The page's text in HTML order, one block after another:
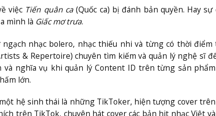
việc Tiến quân ca (Quốc ca) bị đánh bản quyền. Hay
mình là Giấc mơ trưa.
nhạc bolero, nhạc thiếu nhi và từng có thời điểm
& Repertoire) chuyên tìm kiếm và quản lý nghệ sĩ
và nghĩa vụ khi quản lý Content ID trên từng sản
lớn.
hệ sinh thái là những TikToker, hiện tượng cover
trên TikTok, chuyên hát cover các bản hit nhạc Việt